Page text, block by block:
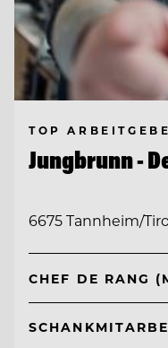
TOP
Jungbrunn -
6675 Tannheim/
CHEF DE RANG